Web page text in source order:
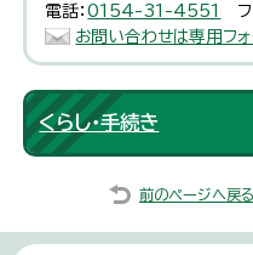
電話：0154-31-4551
フ
お問い合わせは専用フ
くらし・手続き
前のページへ戻る